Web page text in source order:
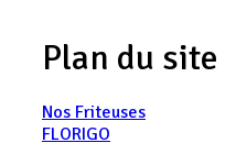
Plan du site
Nos Friteuses
FLORIGO